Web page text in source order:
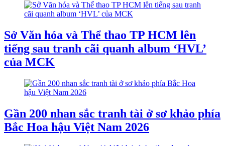
Sở Văn hóa và Thể thao TP HCM lên
tiếng sau tranh cãi quanh album ‘HVL’
của MCK
Gần 200 nhan sắc tranh tài ở sơ khảo phía
Bắc Hoa hậu Việt Nam 2026